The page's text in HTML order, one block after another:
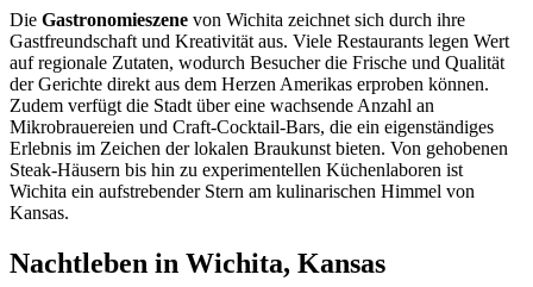
Die Gastronomieszene von Wichita zeichnet sich durch ihre
Gastfreundschaft und Kreativität aus. Viele Restaurants legen Wert
auf regionale Zutaten, wodurch Besucher die Frische und Qualität
der Gerichte direkt aus dem Herzen Amerikas erproben können.
Zudem verfügt die Stadt über eine wachsende Anzahl an
Mikrobrauereien und Craft-Cocktail-Bars, die ein eigenständiges
Erlebnis im Zeichen der lokalen Braukunst bieten. Von gehobenen
Steak-Häusern bis hin zu experimentellen Küchenlaboren ist
Wichita ein aufstrebender Stern am kulinarischen Himmel von
Kansas.
Nachtleben in Wichita, Kansas